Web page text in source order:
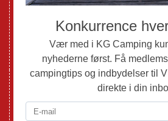
Mortens Campingtips
KG Camping Kundeklub
Nyheder
Adria
Adria Autocampere